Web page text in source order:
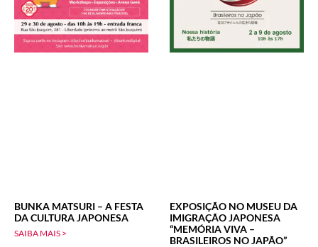
BUNKA MATSURI – A FESTA
DA CULTURA JAPONESA
SAIBA MAIS >
EXPOSIÇÃO NO MUSEU DA
IMIGRAÇÃO JAPONESA
“MEMÓRIA VIVA –
BRASILEIROS NO JAPÃO”